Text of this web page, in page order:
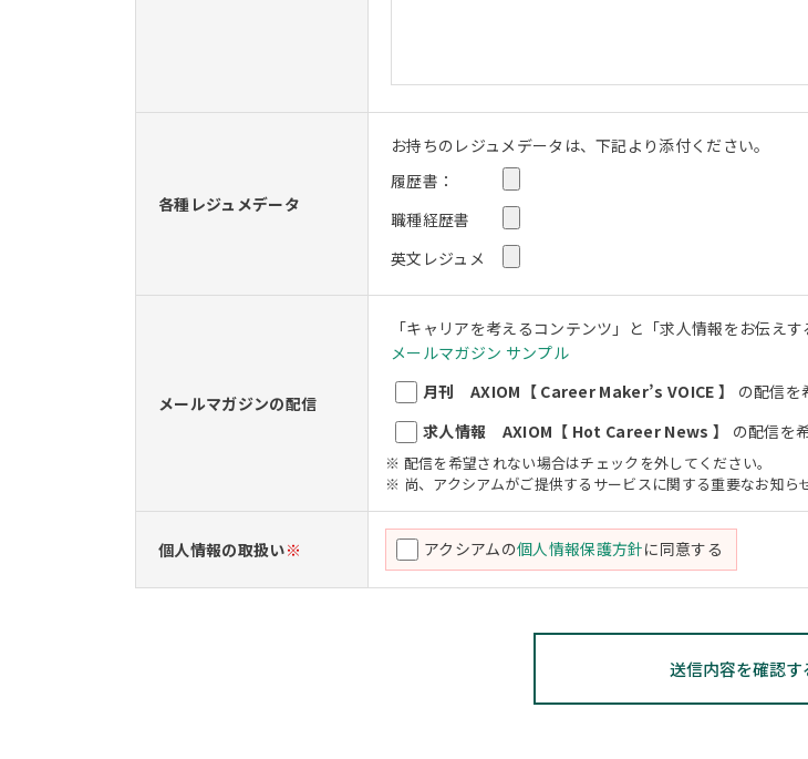
各種レジュメデータ
お持ちのレジュメデータは、下記より添付ください。
履歴書：
職種経歴書
英文レジュメ
メールマガジンの配信
「キャリアを考えるコンテンツ」と「求人情報をお伝え
メールマガジン サンプル
月刊 AXIOM【 Career Maker’s VOICE 】
の配信を
求人情報 AXIOM【 Hot Career News 】
の配信を
※ 配信を希望されない場合はチェックを外してください。
※ 尚、アクシアムがご提供するサービスに関する重要なお知ら
個人情報の取扱い※ アクシアムの個人情報保護方針に同意する